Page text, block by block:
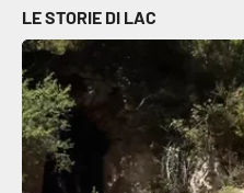
LE STORIE DI LAC